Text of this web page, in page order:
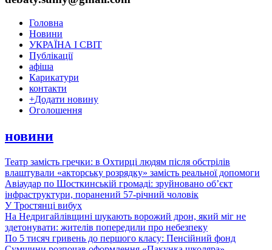
Головна
Новини
УКРАЇНА І СВІТ
Публікації
афіша
Карикатури
контакти
+Додати новину
Оголошення
новини
Театр замість гречки: в Охтирці людям після обстрілів
влаштували «акторську розрядку» замість реальної допомоги
Авіаудар по Шосткинській громаді: зруйновано об’єкт
інфраструктури, поранений 57-річний чоловік
У Тростянці вибух
На Недригайлівщині шукають ворожий дрон, який міг не
здетонувати: жителів попередили про небезпеку
По 5 тисяч гривень до першого класу: Пенсійний фонд